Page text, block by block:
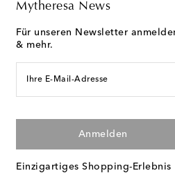
Mytheresa News
Für unseren Newsletter
& mehr.
Ihre E-Mail-Adresse
Anmelden
Einzigartiges Shopping-Erlebnis